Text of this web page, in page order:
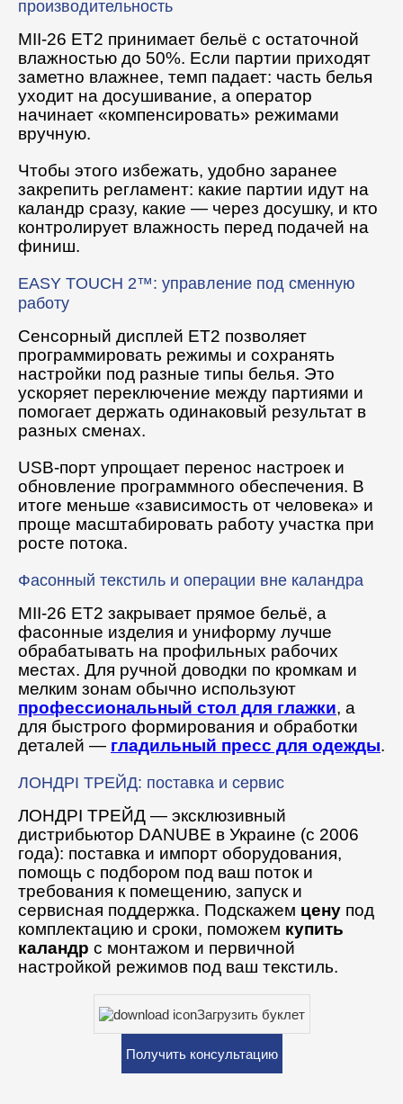
производительность
MII-26 ET2 принимает бельё с остаточной
влажностью до 50%. Если партии приходят
заметно влажнее, темп падает: часть белья
уходит на досушивание, а оператор
начинает «компенсировать» режимами
вручную.
Чтобы этого избежать, удобно заранее
закрепить регламент: какие партии идут на
каландр сразу, какие — через досушку, и кто
контролирует влажность перед подачей на
финиш.
EASY TOUCH 2™: управление под сменную
работу
Сенсорный дисплей ET2 позволяет
программировать режимы и сохранять
настройки под разные типы белья. Это
ускоряет переключение между партиями и
помогает держать одинаковый результат в
разных сменах.
USB-порт упрощает перенос настроек и
обновление программного обеспечения. В
итоге меньше «зависимость от человека» и
проще масштабировать работу участка при
росте потока.
Фасонный текстиль и операции вне каландра
MII-26 ET2 закрывает прямое бельё, а
фасонные изделия и униформу лучше
обрабатывать на профильных рабочих
местах. Для ручной доводки по кромкам и
мелким зонам обычно используют
профессиональный стол для глажки, а
для быстрого формирования и обработки
деталей — гладильный пресс для одежды.
ЛОНДРІ ТРЕЙД: поставка и сервис
ЛОНДРІ ТРЕЙД — эксклюзивный
дистрибьютор DANUBE в Украине (с 2006
года): поставка и импорт оборудования,
помощь с подбором под ваш поток и
требования к помещению, запуск и
сервисная поддержка. Подскажем цену под
комплектацию и сроки, поможем купить
каландр с монтажом и первичной
настройкой режимов под ваш текстиль.
Загрузить буклет
Получить консультацию